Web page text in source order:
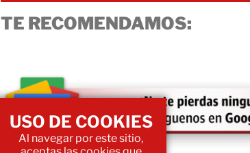
TE RECOMENDAMOS:
USO DE COOKIES
Al navegar por este sitio,